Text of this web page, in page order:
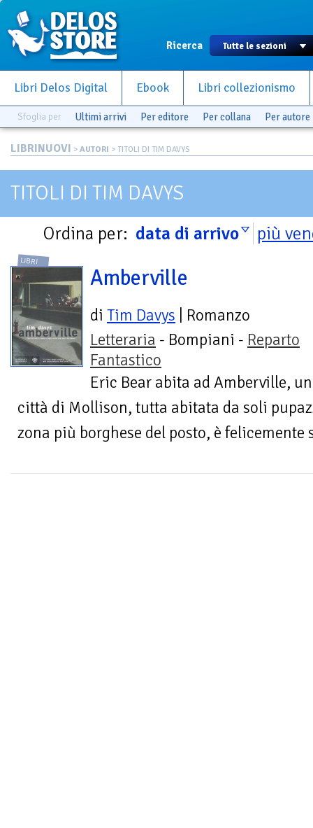
Ricerca
Libri Delos Digital Ebook Libri collezionismo
Sfoglia per Ultimi arrivi Per editore Per collana Per autore
LIBRINUOVI > AUTORI > TITOLI DI TIM DAVYS
TITOLI DI TIM DAVYS
Ordina per: data di arrivo più
LIBRI
Amberville
di Tim Davys | Romanzo
Letteraria - Bompiani - Reparto
Fantastico
Eric Bear abita ad Amberville,
città di Mollison, tutta abitata da soli
zona più borghese del posto, è felicemente